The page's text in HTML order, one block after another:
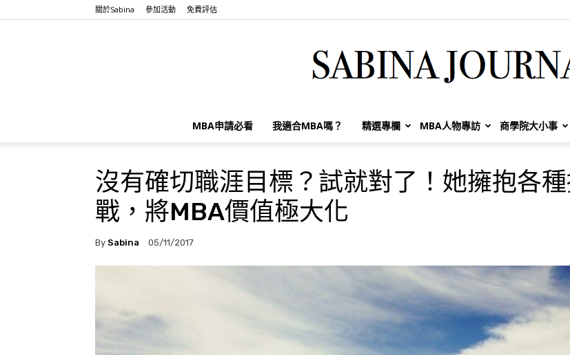
關於Sabina 參加活動 免費評估
Sabina
MBA申請必看 我適合MBA嗎？ 精選專欄 MBA人物專訪 商學院大小事
沒有確切職涯目標？試就對了！她擁抱各
戰，將MBA價值極大化
By Sabina 05/11/2017